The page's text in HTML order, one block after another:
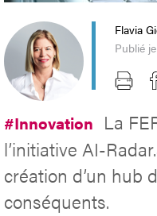
Flavia
Publié
#Innovation La
l’initiative AI-
création d’un hub
conséquents.